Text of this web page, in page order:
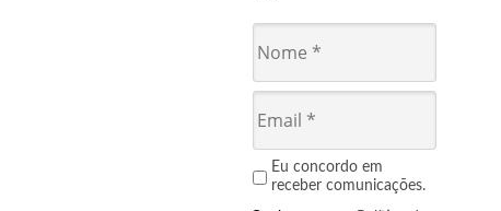
Eu concordo em
receber comunicações.